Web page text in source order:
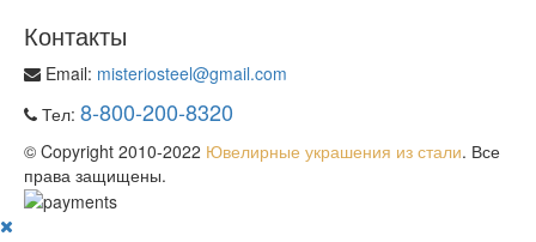
Контакты
Email: misteriosteel@gmail.com
Тел: 8-800-200-8320
© Copyright 2010-2022 Ювелирные украшения из стали. Все
права защищены.